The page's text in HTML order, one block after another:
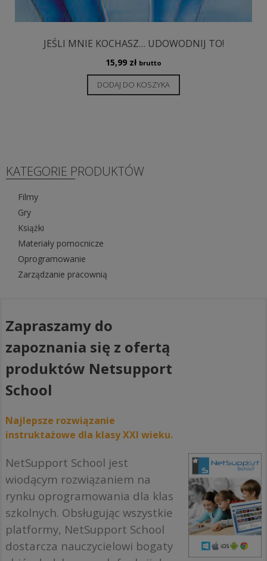
JEŚLI MNIE KOCHASZ… UDOWODNIJ TO!
15,99 zł brutto
DODAJ DO KOSZYKA
KATEGORIE PRODUKTÓW
Filmy
Gry
Książki
Materiały pomocnicze
Oprogramowanie
Zarządzanie pracownią
Zapraszamy do
zapoznania się z ofertą
produktów Netsupport
School
Najlepsze rozwiązanie
instruktażowe dla klasy XXI wieku.
NetSupport School jest
wiodącym rozwiązaniem na
rynku oprogramowania dla klas
szkolnych. Obsługując wszystkie
platformy, NetSupport School
dostarcza nauczycielowi bogaty